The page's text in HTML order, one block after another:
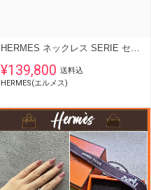
¥139,800 送料込
HERMES(エルメス)